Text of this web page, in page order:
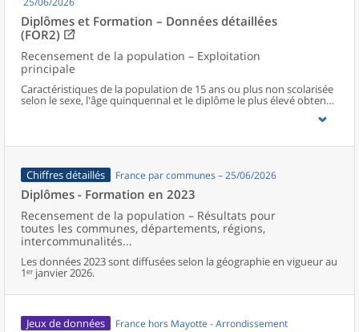
Diplômes et Formation – Données détaillées
(FOR2)
Recensement de la population – Exploitation
principale
Caractéristiques de la population de 15 ans ou plus non scolarisée
selon le sexe, l'âge quinquennal et le diplôme le plus élevé obtenu
au niveau communal et supracommunal pour la France hors
Chiffres détaillés France par communes – 25/06/2026
Diplômes - Formation en 2023
Recensement de la population – Résultats pour
toutes les communes, départements, régions,
intercommunalités...
Les données 2023 sont diffusées selon la géographie en vigueur au
1ᵉʳ janvier 2026.
Jeux de données
France hors Mayotte - Arrondissement